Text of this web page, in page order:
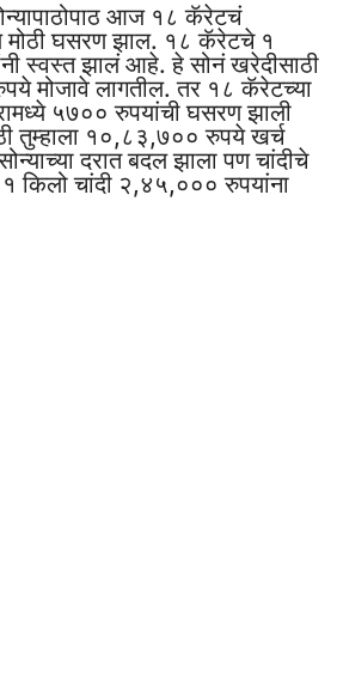
आज १८ कॅरेटचं
मोठी घसरण झाल. १८ कॅरेटचे १
स्वस्त झालं आहे. हे सोनं खरेदीसाठी
मोजावे लागतील. तर १८ कॅरेटच्या
५७०० रुपयांची घसरण झाली
तुम्हाला १०,८३,७०० रुपये खर्च
दरात बदल झाला पण चांदीचे
चांदी २,४५,००० रुपयांना